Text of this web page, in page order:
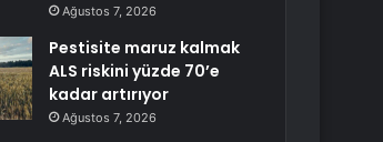
Ağustos 7, 2026
Pestisite maruz kalmak
ALS riskini yüzde 70’e
kadar artırıyor
Ağustos 7, 2026